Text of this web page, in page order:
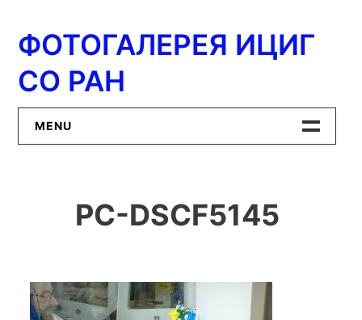
содержимому
ФОТОГАЛЕРЕЯ ИЦИГ
СО РАН
MENU
ИЦиГ СО РАН
PC-DSCF5145